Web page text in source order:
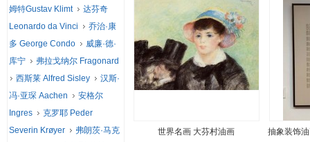
世界名画 大芬村油画 抽象装饰
姆特Gustav Klimt
达芬奇
Leonardo da Vinci
乔治·康
多 George Condo
威廉·德·
库宁
弗拉戈纳尔 Fragonard
西斯莱 Alfred Sisley
汉斯·
冯·亚琛 Aachen
安格尔
Ingres
克罗耶 Peder
Severin Krøyer
弗朗茨·马克